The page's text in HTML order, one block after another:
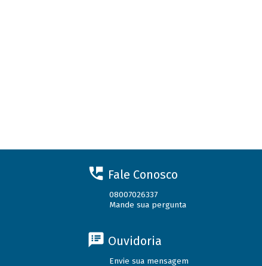
Fale Conosco
08007026337
Mande sua pergunta
Ouvidoria
Envie sua mensagem